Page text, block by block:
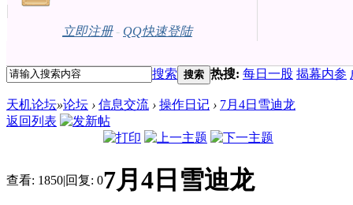
立即注册- QQ快速登陆
搜索 搜索 热搜: 每日一股 揭幕内参
天机论坛»论坛 › 信息交流 › 操作日记 › 7月4日雪迪龙
返回列表
查看: 1850|回复: 07月4日雪迪龙